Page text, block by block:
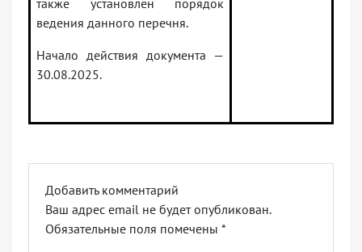
также установлен порядок
ведения данного перечня.
Начало действия документа —
30.08.2025.
Добавить комментарий
Ваш адрес email не будет опубликован.
Обязательные поля помечены *